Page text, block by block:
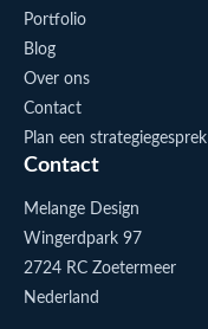
Portfolio
Blog
Over ons
Contact
Plan een strategiegesprek
Contact
Melange Design
Wingerdpark 97
2724 RC Zoetermeer
Nederland